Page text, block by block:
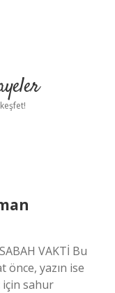
VAKTİ Bu
önce, yazın ise
için sahur